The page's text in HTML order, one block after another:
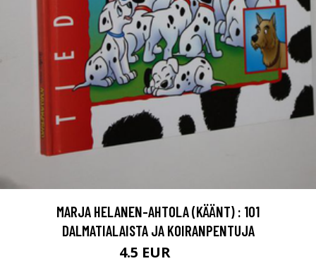
MARJA HELANEN-AHTOLA (KÄÄNT) : 101
DALMATIALAISTA JA KOIRANPENTUJA
4.5 EUR